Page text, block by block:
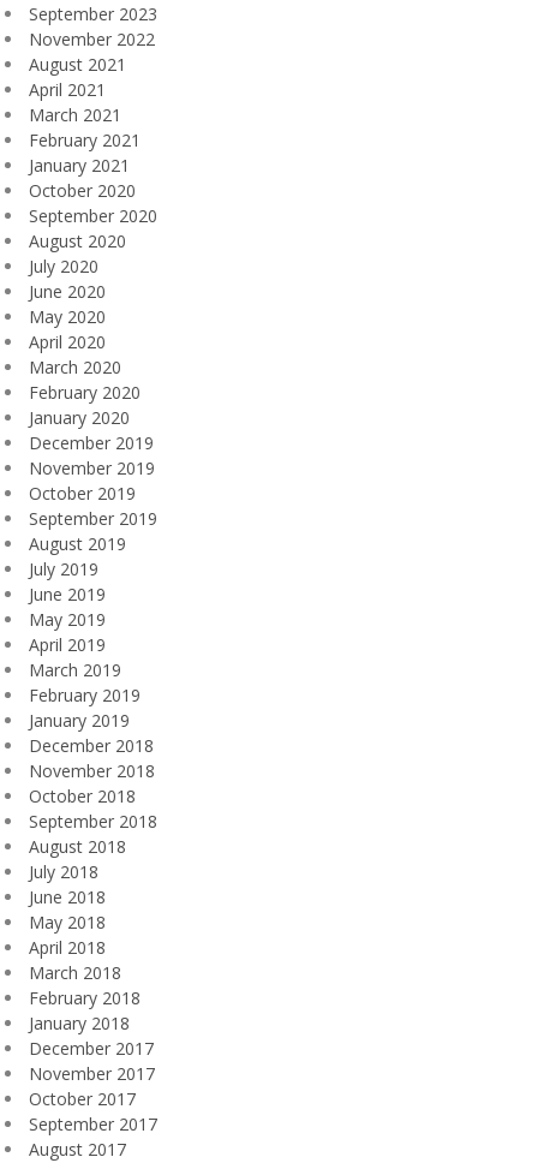
September 2023
November 2022
August 2021
April 2021
March 2021
February 2021
January 2021
October 2020
September 2020
August 2020
July 2020
June 2020
May 2020
April 2020
March 2020
February 2020
January 2020
December 2019
November 2019
October 2019
September 2019
August 2019
July 2019
June 2019
May 2019
April 2019
March 2019
February 2019
January 2019
December 2018
November 2018
October 2018
September 2018
August 2018
July 2018
June 2018
May 2018
April 2018
March 2018
February 2018
January 2018
December 2017
November 2017
October 2017
September 2017
August 2017